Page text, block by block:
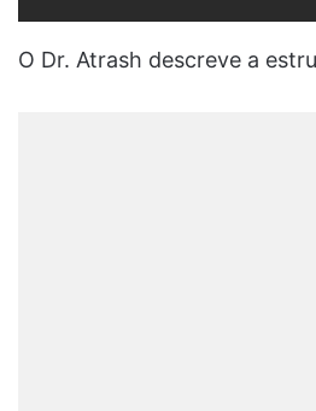
O Dr. Atrash descreve a